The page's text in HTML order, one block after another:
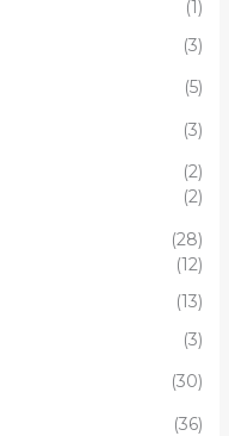
(1)
(3)
(5)
(3)
(2)
(2)
(28)
(12)
(13)
(3)
(30)
(36)